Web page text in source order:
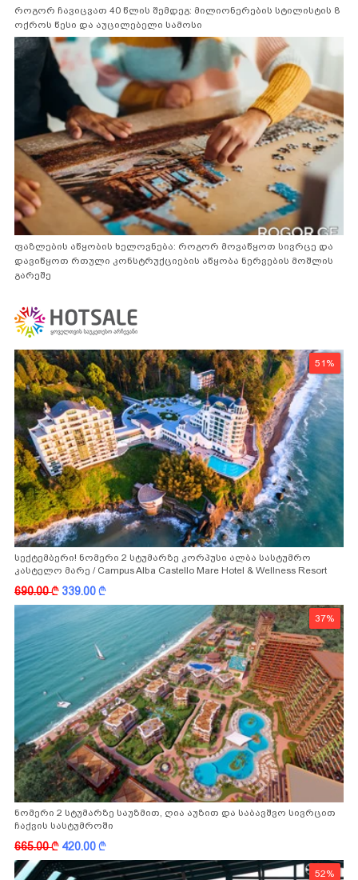
როგორ ჩავიცვათ 40 წლის შემდეგ: მილიონერების სტილისტის 8
ოქროს წესი და აუცილებელი სამოსი
ფაზლების აწყობის ხელოვნება: როგორ მოვაწყოთ სივრცე და
დავიწყოთ რთული კონსტრუქციების აწყობა ნერვების მოშლის
გარეშე
51%
სექტემბერი! ნომერი 2 სტუმარზე კორპუსი ალბა სასტუმრო
კასტელო მარე / Campus Alba Castello Mare Hotel & Wellness Resort
690.00k 339.00k
37%
ნომერი 2 სტუმარზე საუზმით, ღია აუზით და საბავშვო სივრცით
ჩაქვის სასტუმროში
665.00k 420.00k
52%